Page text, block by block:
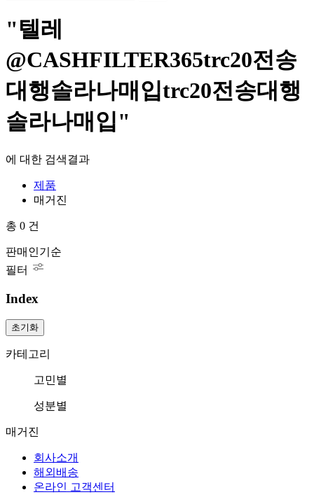
"텔레
@CASHFILTER365trc20전송
대행솔라나매입trc20전송대행
솔라나매입"
에 대한 검색결과
제품
매거진
총 0 건
판매인기순
필터
Index
초기화
카테고리
고민별
성분별
매거진
회사소개
해외배송
온라인 고객센터